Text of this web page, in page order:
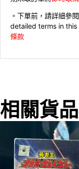
。下單前，請詳細參閱
detailed terms in this
條款
相關貨品